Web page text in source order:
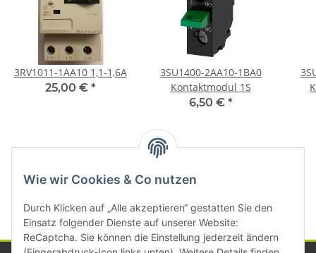
Wie wir Cookies & Co nutzen
Durch Klicken auf „Alle akzeptieren“ gestatten Sie den
Einsatz folgender Dienste auf unserer Website:
ReCaptcha. Sie können die Einstellung jederzeit ändern
3RV1011-1AA10 1,1-1,6A
25,00 € *
3SU1400-2AA10-1BA0
Kontaktmodul 1S
6,50 € *
Kategorien